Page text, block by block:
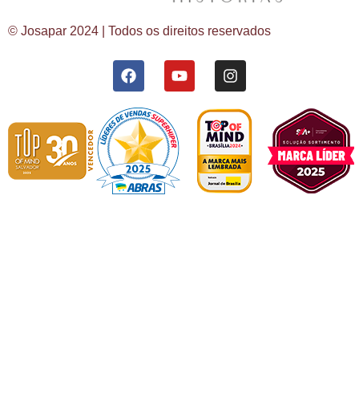
© Josapar 2024 | Todos os direitos reservados